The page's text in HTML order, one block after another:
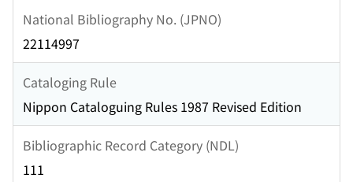
National Bibliography No. (JPNO)
22114997
Cataloging Rule
Nippon Cataloguing Rules 1987 Revised Edition
Bibliographic Record Category (NDL)
111